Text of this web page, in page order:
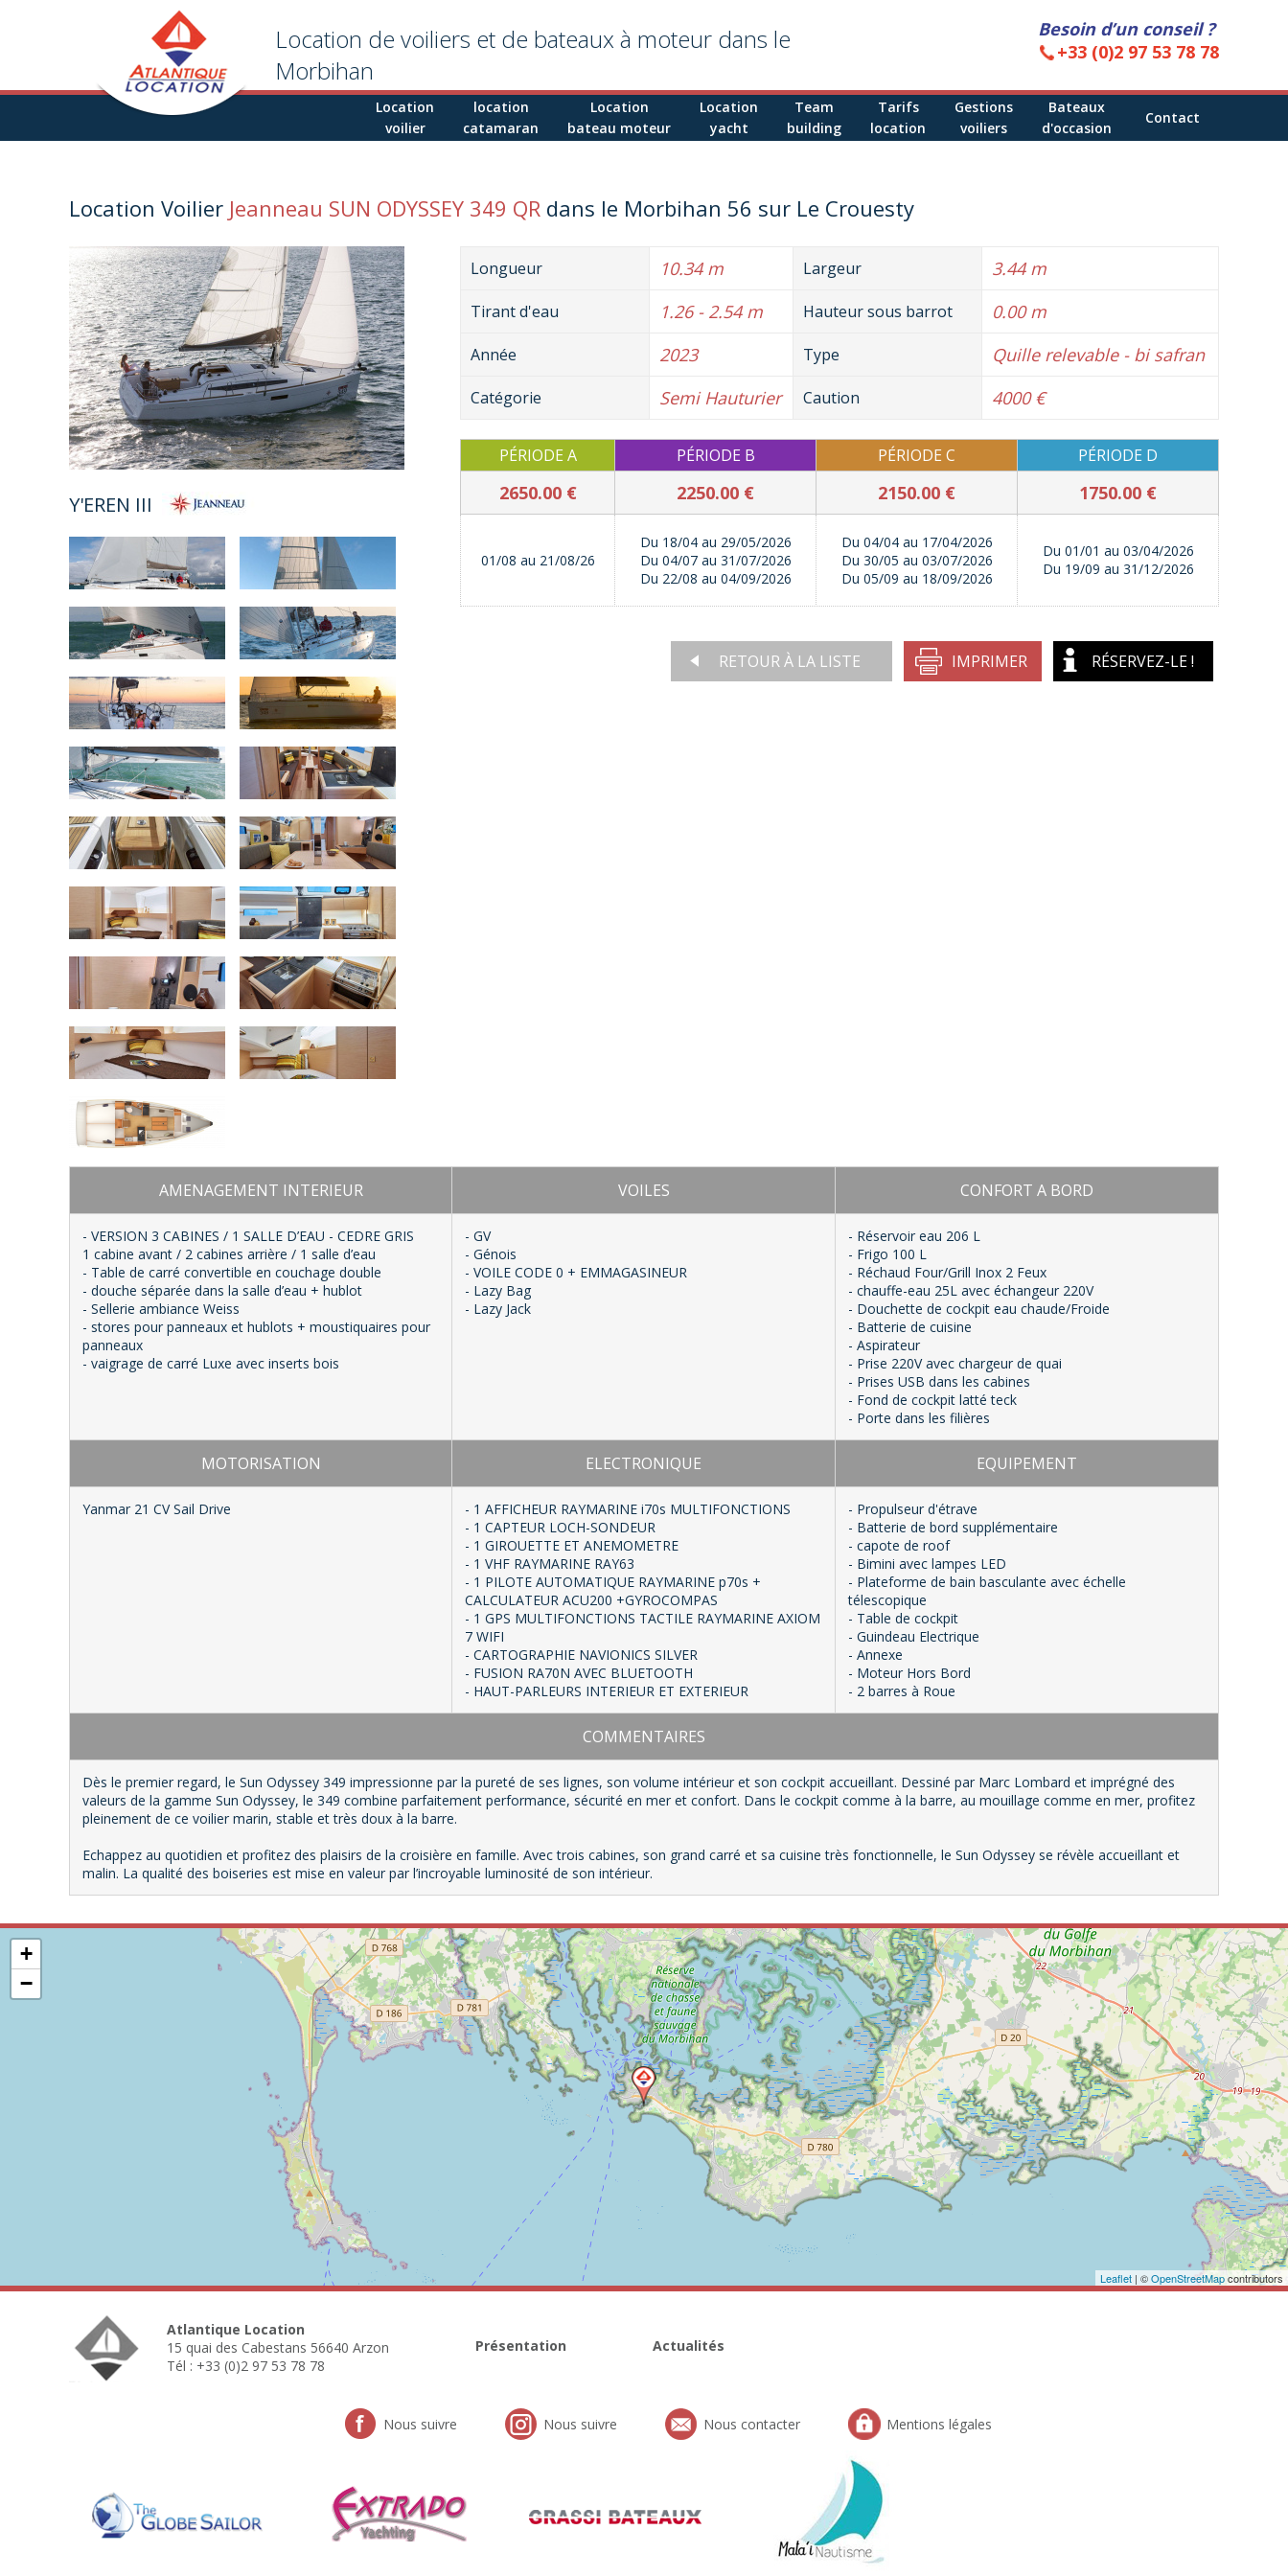
Location de voiliers et de bateaux à moteur dans le
Morbihan
Besoin d’un conseil ?
+33 (0)2 97 53 78 78
Location
voilier
location
catamaran
Location
bateau moteur
Location
yacht
Team
building
Tarifs
location
Gestions
voiliers
Bateaux
d'occasion
Contact
Location Voilier Jeanneau SUN ODYSSEY 349 QR dans le Morbihan 56 sur Le Crouesty
Y'EREN III
Longueur 10.34 m Largeur 3.44 m
Tirant d'eau 1.26 - 2.54 m Hauteur sous barrot 0.00 m
Année 2023 Type Quille relevable - bi safran
Catégorie Semi Hauturier Caution 4000 €
PÉRIODE A PÉRIODE B PÉRIODE C PÉRIODE D
2650.00 € 2250.00 € 2150.00 € 1750.00 €
01/08 au 21/08/26
Du 18/04 au 29/05/2026
Du 04/07 au 31/07/2026
Du 22/08 au 04/09/2026
Du 04/04 au 17/04/2026
Du 30/05 au 03/07/2026
Du 05/09 au 18/09/2026
Du 01/01 au 03/04/2026
Du 19/09 au 31/12/2026
RETOUR À LA LISTE IMPRIMER RÉSERVEZ-LE !
AMENAGEMENT INTERIEUR VOILES CONFORT A BORD
- VERSION 3 CABINES / 1 SALLE D’EAU - CEDRE GRIS
1 cabine avant / 2 cabines arrière / 1 salle d’eau
- Table de carré convertible en couchage double
- douche séparée dans la salle d’eau + hublot
- Sellerie ambiance Weiss
- stores pour panneaux et hublots + moustiquaires pour
panneaux
- vaigrage de carré Luxe avec inserts bois
- GV
- Génois
- VOILE CODE 0 + EMMAGASINEUR
- Lazy Bag
- Lazy Jack
- Réservoir eau 206 L
- Frigo 100 L
- Réchaud Four/Grill Inox 2 Feux
- chauffe-eau 25L avec échangeur 220V
- Douchette de cockpit eau chaude/Froide
- Batterie de cuisine
- Aspirateur
- Prise 220V avec chargeur de quai
- Prises USB dans les cabines
- Fond de cockpit latté teck
- Porte dans les filières
MOTORISATION ELECTRONIQUE EQUIPEMENT
Yanmar 21 CV Sail Drive
- 1 AFFICHEUR RAYMARINE i70s MULTIFONCTIONS
- 1 CAPTEUR LOCH-SONDEUR
- 1 GIROUETTE ET ANEMOMETRE
- 1 VHF RAYMARINE RAY63
- 1 PILOTE AUTOMATIQUE RAYMARINE p70s +
CALCULATEUR ACU200 +GYROCOMPAS
- 1 GPS MULTIFONCTIONS TACTILE RAYMARINE AXIOM
7 WIFI
- CARTOGRAPHIE NAVIONICS SILVER
- FUSION RA70N AVEC BLUETOOTH
- HAUT-PARLEURS INTERIEUR ET EXTERIEUR
- Propulseur d'étrave
- Batterie de bord supplémentaire
- capote de roof
- Bimini avec lampes LED
- Plateforme de bain basculante avec échelle
télescopique
- Table de cockpit
- Guindeau Electrique
- Annexe
- Moteur Hors Bord
- 2 barres à Roue
COMMENTAIRES
Dès le premier regard, le Sun Odyssey 349 impressionne par la pureté de ses lignes, son volume intérieur et son cockpit accueillant. Dessiné par Marc Lombard et imprégné des
valeurs de la gamme Sun Odyssey, le 349 combine parfaitement performance, sécurité en mer et confort. Dans le cockpit comme à la barre, au mouillage comme en mer, profitez
pleinement de ce voilier marin, stable et très doux à la barre.
Echappez au quotidien et profitez des plaisirs de la croisière en famille. Avec trois cabines, son grand carré et sa cuisine très fonctionnelle, le Sun Odyssey se révèle accueillant et
malin. La qualité des boiseries est mise en valeur par l’incroyable luminosité de son intérieur.
+
−
Leaflet | ©OpenStreetMapcontributors
Atlantique Location
15 quai des Cabestans 56640 Arzon
Tél : +33 (0)2 97 53 78 78
Présentation Actualités
Nous suivre Nous suivre Nous contacter Mentions légales